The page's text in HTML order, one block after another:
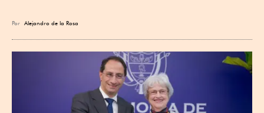
Por Alejandro de la Rosa